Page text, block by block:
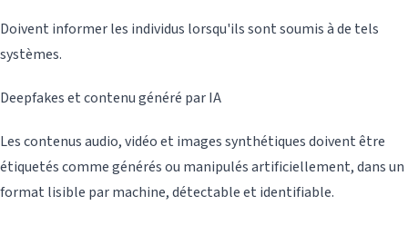
Doivent informer les individus lorsqu'ils sont soumis à de tels
systèmes.
Deepfakes et contenu généré par IA
Les contenus audio, vidéo et images synthétiques doivent être
étiquetés comme générés ou manipulés artificiellement, dans un
format lisible par machine, détectable et identifiable.